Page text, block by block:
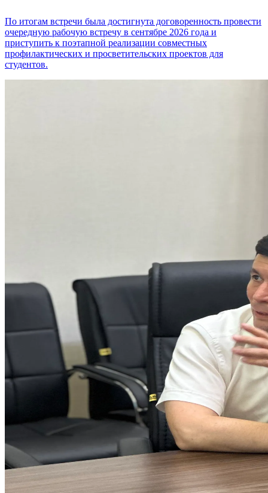
По итогам встречи была достигнута договоренность провести
очередную рабочую встречу в сентябре 2026 года и
приступить к поэтапной реализации совместных
профилактических и просветительских проектов для
студентов.